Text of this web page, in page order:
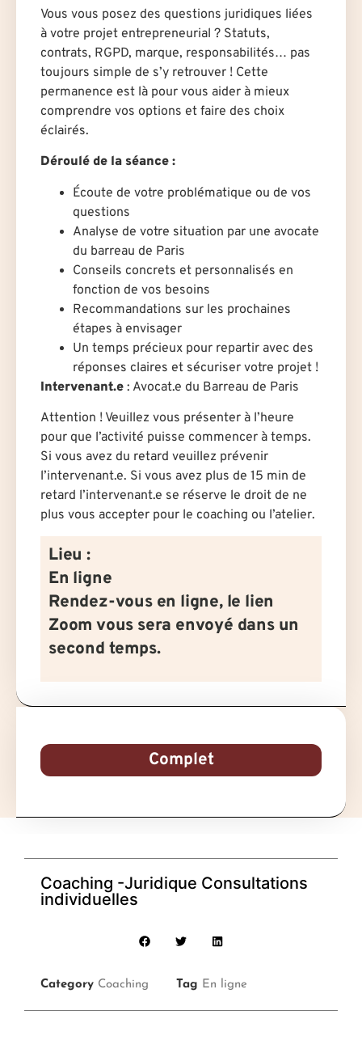
Vous vous posez des questions juridiques liées
à votre projet entrepreneurial ? Statuts,
contrats, RGPD, marque, responsabilités… pas
toujours simple de s’y retrouver ! Cette
permanence est là pour vous aider à mieux
comprendre vos options et faire des choix
éclairés.
Déroulé de la séance :
Écoute de votre problématique ou de vos
questions
Analyse de votre situation par un·e avocat·e
du barreau de Paris
Conseils concrets et personnalisés en
fonction de vos besoins
Recommandations sur les prochaines
étapes à envisager
Un temps précieux pour repartir avec des
réponses claires et sécuriser votre projet !
Intervenant.e : Avocat.e du Barreau de Paris
Attention ! Veuillez vous présenter à l’heure
pour que l’activité puisse commencer à temps.
Si vous avez du retard veuillez prévenir
l’intervenant.e. Si vous avez plus de 15 min de
retard l’intervenant.e se réserve le droit de ne
plus vous accepter pour le coaching ou l’atelier.
Lieu :
En ligne
Rendez-vous en ligne, le lien
Zoom vous sera envoyé dans un
second temps.
Complet
Coaching -Juridique Consultations
individuelles
Category Coaching Tag En ligne